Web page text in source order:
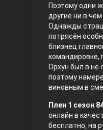
Любовь
Поэтому одни
другие ни в
Однажды
потрясён
близнец
командировке,
Орхун был в не
поэтому
виновным в
Плен 1 сезон
онлайн в
бесплатно, на